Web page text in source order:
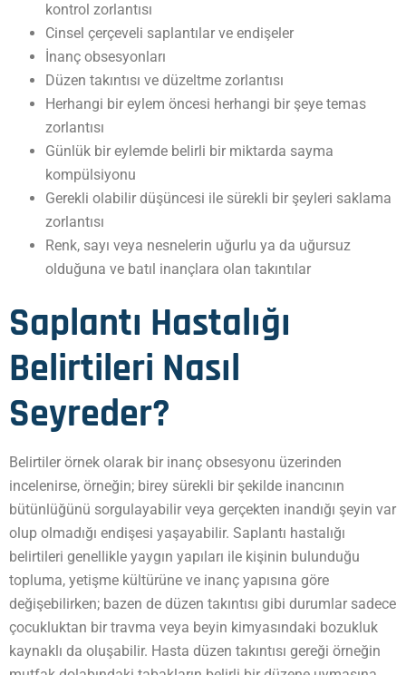
kontrol zorlantısı
Cinsel çerçeveli saplantılar ve endişeler
İnanç obsesyonları
Düzen takıntısı ve düzeltme zorlantısı
Herhangi bir eylem öncesi herhangi bir şeye temas
zorlantısı
Günlük bir eylemde belirli bir miktarda sayma
kompülsiyonu
Gerekli olabilir düşüncesi ile sürekli bir şeyleri saklama
zorlantısı
Renk, sayı veya nesnelerin uğurlu ya da uğursuz
olduğuna ve batıl inançlara olan takıntılar
Saplantı Hastalığı
Belirtileri Nasıl
Seyreder?
Belirtiler örnek olarak bir inanç obsesyonu üzerinden
incelenirse, örneğin; birey sürekli bir şekilde inancının
bütünlüğünü sorgulayabilir veya gerçekten inandığı şeyin var
olup olmadığı endişesi yaşayabilir. Saplantı hastalığı
belirtileri genellikle yaygın yapıları ile kişinin bulunduğu
topluma, yetişme kültürüne ve inanç yapısına göre
değişebilirken; bazen de düzen takıntısı gibi durumlar sadece
çocukluktan bir travma veya beyin kimyasındaki bozukluk
kaynaklı da oluşabilir. Hasta düzen takıntısı gereği örneğin